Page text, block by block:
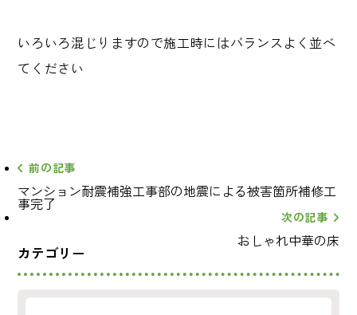
いろいろ混じりますので施工時にはバランスよく並べ
てください
前の記事
マンション耐震補強工事部の地震による被害箇所補修工
事完了
次の記事
おしゃれ中華の床
カテゴリー